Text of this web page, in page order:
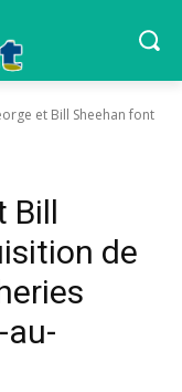
et Bill Sheehan font
Bill
de
au-